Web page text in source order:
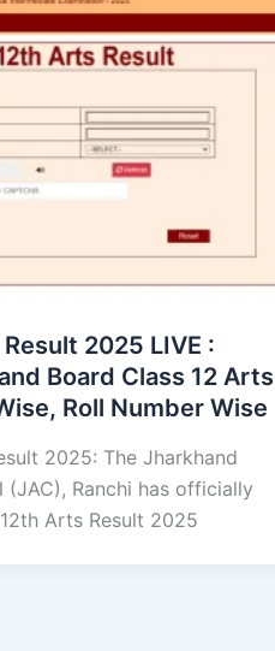
2025 LIVE :
Board Class 12 Arts
Roll Number Wise
2025: The Jharkhand
(JAC), Ranchi has officially
Arts Result 2025